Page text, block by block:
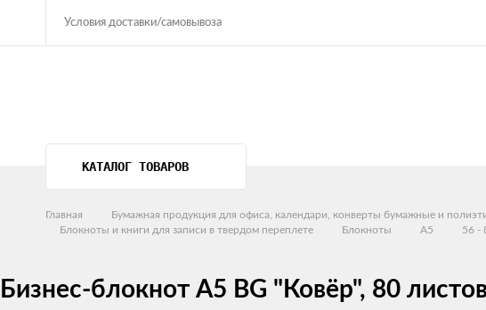
Условия доставки/самовывоза
КАТАЛОГ ТОВАРОВ
Главная Бумажная продукция для офиса, календари, конверты бумажные и
Блокноты и книги для записи в твердом переплете
Блокноты A5 56 -
Бизнес-блокнот А5 BG "Ковёр", 80